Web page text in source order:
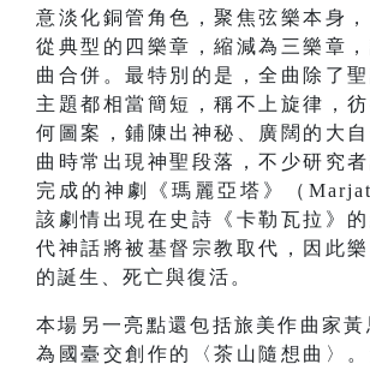
意淡化銅管角色，聚焦弦樂本身
從典型的四樂章，縮減為三樂章
曲合併。最特別的是，全曲除了
主題都相當簡短，稱不上旋律，
何圖案，鋪陳出神秘、廣闊的大
曲時常出現神聖段落，不少研究
完成的神劇《瑪麗亞塔》（
該劇情出現在史詩《卡勒瓦拉》
代神話將被基督宗教取代，因此
的誕生、死亡與復活。
本場另一亮點還包括旅美作曲家
為國臺交創作的〈茶山隨想曲〉